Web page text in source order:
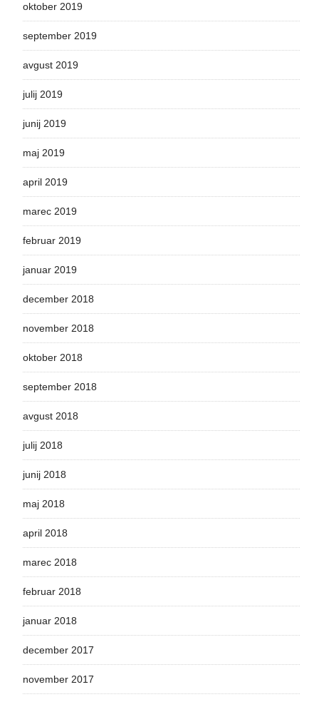
oktober 2019
september 2019
avgust 2019
julij 2019
junij 2019
maj 2019
april 2019
marec 2019
februar 2019
januar 2019
december 2018
november 2018
oktober 2018
september 2018
avgust 2018
julij 2018
junij 2018
maj 2018
april 2018
marec 2018
februar 2018
januar 2018
december 2017
november 2017